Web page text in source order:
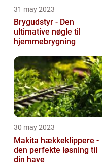
31 may 2023
Brygudstyr - Den
ultimative nøgle til
hjemmebrygning
30 may 2023
Makita hækkeklippere -
den perfekte løsning til
din have